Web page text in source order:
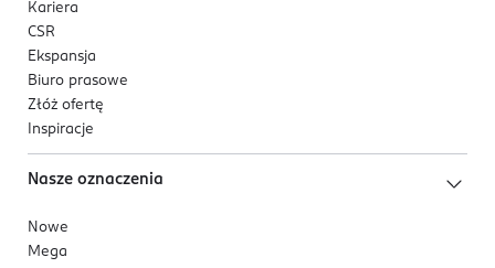
Kariera
CSR
Ekspansja
Biuro prasowe
Złóż ofertę
Inspiracje
Nasze oznaczenia
Nowe
Mega